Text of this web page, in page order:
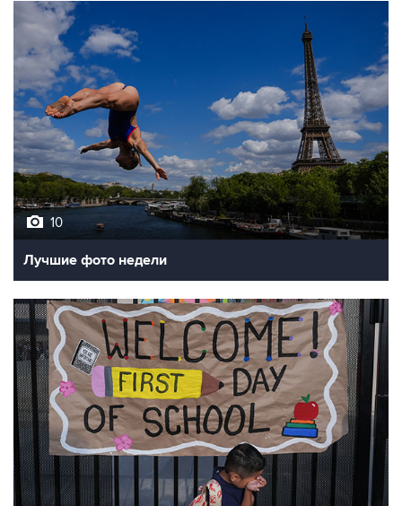
10
Лучшие фото недели